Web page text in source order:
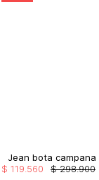
$ 298.900
$ 119 560